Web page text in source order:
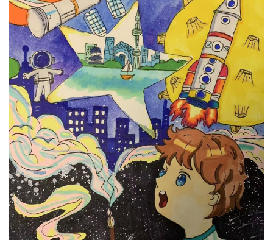
环球
专题
极客圈
经济
城建
科教
健康
悠游
相亲
汽车